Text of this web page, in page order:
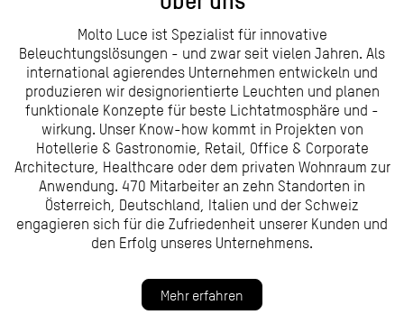
Molto Luce ist Spezialist für innovative
Beleuchtungslösungen - und zwar seit vielen Jahren. Als
international agierendes Unternehmen entwickeln und
produzieren wir designorientierte Leuchten und planen
funktionale Konzepte für beste Lichtatmosphäre und -
wirkung. Unser Know-how kommt in Projekten von
Hotellerie & Gastronomie, Retail, Office & Corporate
Architecture, Healthcare oder dem privaten Wohnraum zur
Anwendung. 470 Mitarbeiter an zehn Standorten in
Österreich, Deutschland, Italien und der Schweiz
engagieren sich für die Zufriedenheit unserer Kunden und
den Erfolg unseres Unternehmens.
Mehr erfahren